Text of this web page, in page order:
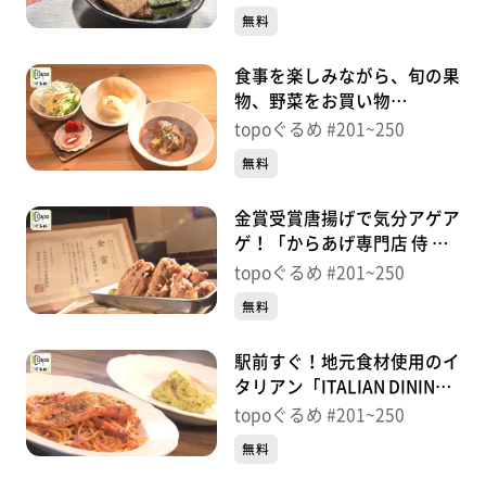
無料
食事を楽しみながら、旬の果
物、野菜をお買い物
「MARCHE Vivace」（宮城
め】
topoぐるめ #201~250
無料
金賞受賞唐揚げで気分アゲア
ゲ！「からあげ専門店 侍 仙
台宮城野店」（宮城野区原
topoぐるめ #201~250
無料
駅前すぐ！地元食材使用のイ
タリアン「ITALIAN DINING
Bene」（松島町松島小梨
topoぐるめ #201~250
無料